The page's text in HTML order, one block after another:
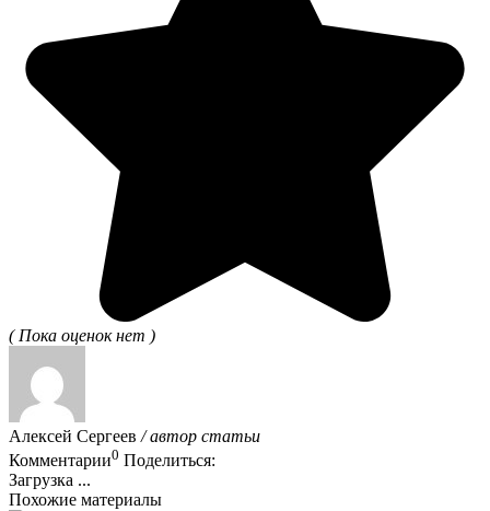
( Пока оценок нет )
Алексей Сергеев / автор статьи
Комментарии0 Поделиться:
Загрузка ...
Похожие материалы